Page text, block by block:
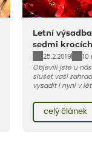
Letní
sedmi krocích
25.2.2019
10
Objevili jste u
slušet vaší
vysadit i nyní v
celý rok – nyní
vody než na jaře
celý článek